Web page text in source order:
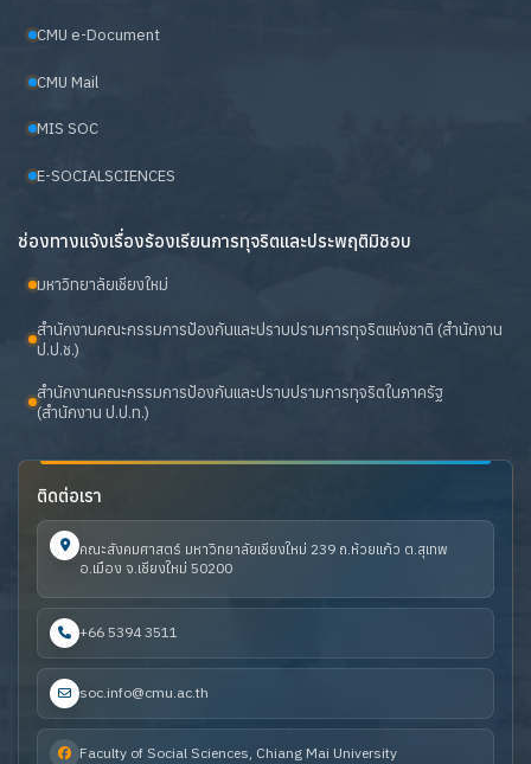
CMU e-Document
CMU Mail
MIS SOC
E-SOCIALSCIENCES
ช่องทางแจ้งเรื่องร้องเรียนการทุจริตและประพฤติมิชอบ
มหาวิทยาลัยเชียงใหม่
สำนักงานคณะกรรมการป้องกันและปราบปรามการทุจริตแห่งชาติ (สำนักงาน
ป.ป.ช.)
สำนักงานคณะกรรมการป้องกันและปราบปรามการทุจริตในภาครัฐ
(สำนักงาน ป.ป.ท.)
ติดต่อเรา
คณะสังคมศาสตร์ มหาวิทยาลัยเชียงใหม่ 239 ถ.ห้วยแก้ว ต.สุเทพ
อ.เมือง จ.เชียงใหม่ 50200
+66 5394 3511
soc.info@cmu.ac.th
Faculty of Social Sciences, Chiang Mai University